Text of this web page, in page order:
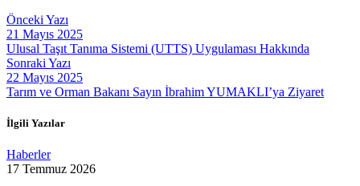
Önceki Yazı
21 Mayıs 2025
Ulusal Taşıt Tanıma Sistemi (UTTS) Uygulaması Hakkında
Sonraki Yazı
22 Mayıs 2025
Tarım ve Orman Bakanı Sayın İbrahim YUMAKLI’ya Ziyaret
İlgili Yazılar
Haberler
17 Temmuz 2026